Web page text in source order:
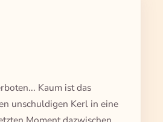
Kaum ist das
unschuldigen Kerl in eine